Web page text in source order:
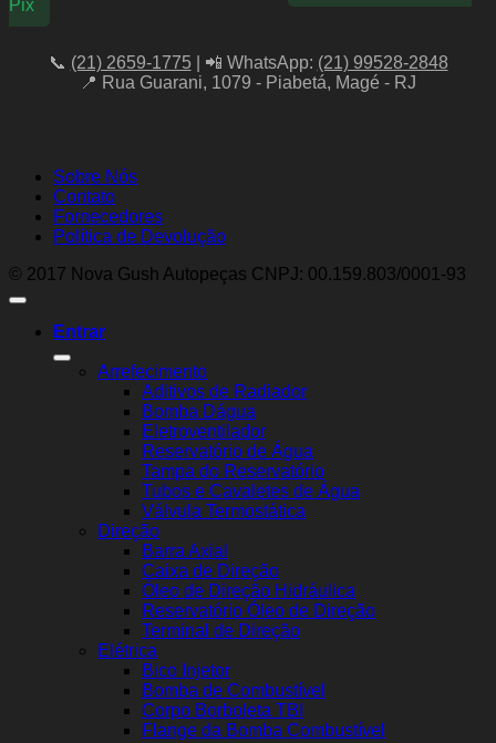
Pix
📞 (21) 2659-1775| 📲 WhatsApp: (21) 99528-2848
📍 Rua Guarani, 1079 - Piabetá, Magé - RJ
Sobre Nós
Contato
Fornecedores
Política de Devolução
© 2017 Nova Gush Autopeças CNPJ: 00.159.803/0001-93
Entrar
Arrefecimento
Aditivos de Radiador
Bomba Dágua
Eletroventilador
Reservatório de Água
Tampa do Reservatório
Tubos e Cavaletes de Água
Válvula Termostática
Direção
Barra Axial
Caixa de Direção
Óleo de Direção Hidráulica
Reservatório Óleo de Direção
Terminal de Direção
Elétrica
Bico Injetor
Bomba de Combustível
Corpo Borboleta TBI
Flange da Bomba Combustível